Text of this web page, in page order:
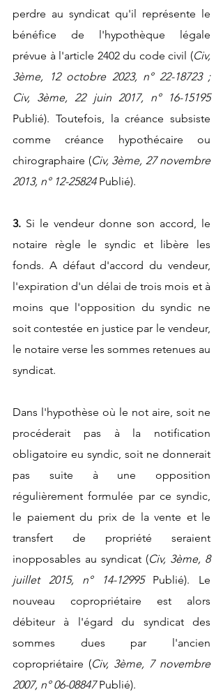
perdre au syndicat qu'il représente le
bénéfice de l'hypothèque légale
prévue à l'article 2402 du code civil (Civ,
3ème, 12 octobre 2023, n° 22-18723 ;
Civ, 3ème, 22 juin 2017, n° 16-15195
Publié). Toutefois, la créance subsiste
comme créance hypothécaire ou
chirographaire (Civ, 3ème, 27 novembre
2013, n° 12-25824 Publié).
3. Si le vendeur donne son accord, le
notaire règle le syndic et libère les
fonds. A défaut d'accord du vendeur,
l'expiration d'un délai de trois mois et à
moins que l'opposition du syndic ne
soit contestée en justice par le vendeur,
le notaire verse les sommes retenues au
syndicat.
Dans l'hypothèse où le not aire, soit ne
procéderait pas à la notification
obligatoire eu syndic, soit ne donnerait
pas suite à une opposition
régulièrement formulée par ce syndic,
le paiement du prix de la vente et le
transfert de propriété seraient
inopposables au syndicat (Civ, 3ème, 8
juillet 2015, n° 14-12995 Publié). Le
nouveau copropriétaire est alors
débiteur à l'égard du syndicat des
sommes dues par l'ancien
copropriétaire (Civ, 3ème, 7 novembre
2007, n° 06-08847 Publié).